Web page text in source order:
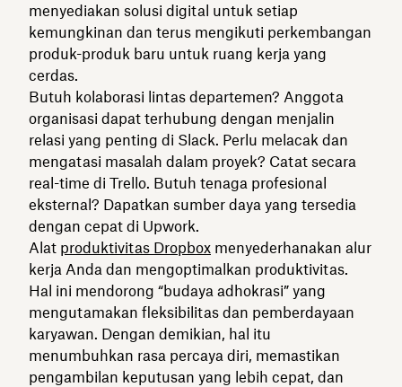
menyediakan solusi digital untuk setiap
kemungkinan dan terus mengikuti perkembangan
produk-produk baru untuk ruang kerja yang
cerdas.
Butuh kolaborasi lintas departemen? Anggota
organisasi dapat terhubung dengan menjalin
relasi yang penting di Slack. Perlu melacak dan
mengatasi masalah dalam proyek? Catat secara
real-time di Trello. Butuh tenaga profesional
eksternal? Dapatkan sumber daya yang tersedia
dengan cepat di Upwork.
Alat produktivitas Dropbox menyederhanakan alur
kerja Anda dan mengoptimalkan produktivitas.
Hal ini mendorong “budaya adhokrasi” yang
mengutamakan fleksibilitas dan pemberdayaan
karyawan. Dengan demikian, hal itu
menumbuhkan rasa percaya diri, memastikan
pengambilan keputusan yang lebih cepat, dan